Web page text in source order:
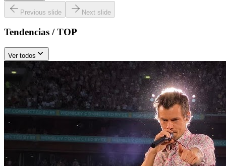
Previous slide Next slide
Tendencias / TOP
Ver todos